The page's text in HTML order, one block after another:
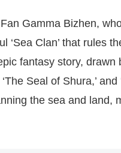
Gamma Bizhen,
‘Sea Clan’ that rules
fantasy story, drawn
Seal of Shura,’
the sea and land,